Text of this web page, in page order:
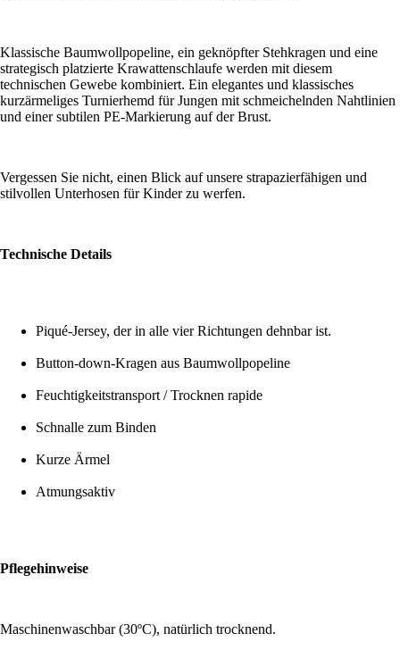
Klassische Baumwollpopeline, ein geknöpfter Stehkragen und eine
strategisch platzierte Krawattenschlaufe werden mit diesem
technischen Gewebe kombiniert. Ein elegantes und klassisches
kurzärmeliges Turnierhemd für Jungen mit schmeichelnden Nahtlinien
und einer subtilen PE-Markierung auf der Brust.
Vergessen Sie nicht, einen Blick auf unsere strapazierfähigen und
stilvollen Unterhosen für Kinder zu werfen.
Technische Details
Piqué-Jersey, der in alle vier Richtungen dehnbar ist.
Button-down-Kragen aus Baumwollpopeline
Feuchtigkeitstransport / Trocknen rapide
Schnalle zum Binden
Kurze Ärmel
Atmungsaktiv
Pflegehinweise
Maschinenwaschbar (30ºC), natürlich trocknend.